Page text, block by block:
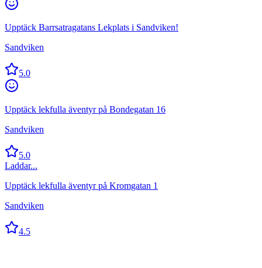
Upptäck Barrsatragatans Lekplats i Sandviken!
Sandviken
5.0
Upptäck lekfulla äventyr på Bondegatan 16
Sandviken
5.0
Laddar...
Upptäck lekfulla äventyr på Kromgatan 1
Sandviken
4.5